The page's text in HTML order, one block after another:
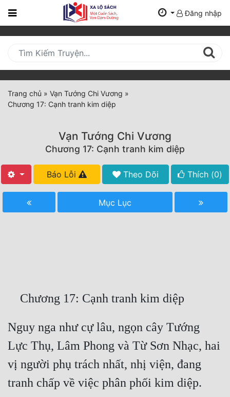
Trang
Mới
Cập
Nhật
(current)
Tất Cả
Hoàn Thành
Truyện Nhập Môn
Truyện ngắn
Xa Lộ Dịch
Đăng nhập
Trang chủ » Vạn Tướng Chi Vương »
Chương 17: Cạnh tranh kim diệp
Vạn Tướng Chi Vương
Chương 17: Cạnh tranh kim diệp
Báo Lỗi Theo Dõi Thích (0)
Mục Lục
Nguy nga như cự lâu, ngọn cây Tướng
Lực Thụ, Lâm Phong và Từ Sơn Nhạc, hai
vị người phụ trách nhất, nhị viện, đang